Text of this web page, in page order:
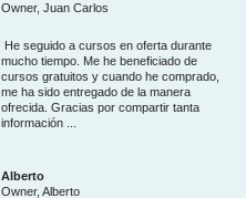
Owner, Juan Carlos
He seguido a cursos en oferta durante
mucho tiempo. Me he beneficiado de
cursos gratuitos y cuando he comprado,
me ha sido entregado de la manera
ofrecida. Gracias por compartir tanta
información ...
Alberto
Owner, Alberto